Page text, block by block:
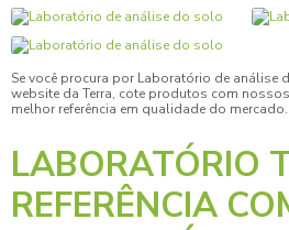
Se você procura por Laboratório de análise
website da Terra, cote produtos com
melhor referência em qualidade do mercado.
LABORATÓRIO
REFERÊNCIA